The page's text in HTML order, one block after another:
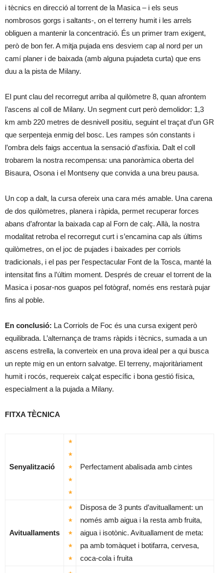
i tècnics en direcció al torrent de la Masica – i els seus
nombrosos gorgs i saltants-, on el terreny humit i les arrels
obliguen a mantenir la concentració. És un primer tram exigent,
però de bon fer. A mitja pujada ens desviem cap al nord per un
camí planer i de baixada (amb alguna pujadeta curta) que ens
duu a la pista de Milany.
El punt clau del recorregut arriba al quilòmetre 8, quan afrontem
l’ascens al coll de Milany. Un segment curt però demolidor: 1,3
km amb 220 metres de desnivell positiu, seguint el traçat d’un GR
que serpenteja enmig del bosc. Les rampes són constants i
l’ombra dels faigs accentua la sensació d’asfíxia. Dalt el coll
trobarem la nostra recompensa: una panoràmica oberta del
Bisaura, Osona i el Montseny que convida a una breu pausa.
Un cop a dalt, la cursa ofereix una cara més amable. Una carena
de dos quilòmetres, planera i ràpida, permet recuperar forces
abans d’afrontar la baixada cap al Forn de calç. Allà, la nostra
modalitat retroba el recorregut curt i s’encamina cap als últims
quilòmetres, on el joc de pujades i baixades per corriols
tradicionals, i el pas per l’espectacular Font de la Tosca, manté la
intensitat fins a l’últim moment. Després de creuar el torrent de la
Masica i posar-nos guapos pel fotògraf, només ens restarà pujar
fins al poble.
En conclusió: La Corriols de Foc és una cursa exigent però
equilibrada. L’alternança de trams ràpids i tècnics, sumada a un
ascens estrella, la converteix en una prova ideal per a qui busca
un repte mig en un entorn salvatge. El terreny, majoritàriament
humit i rocós, requereix calçat específic i bona gestió física,
especialment a la pujada a Milany.
FITXA TÈCNICA
Senyalització Perfectament abalisada amb cintes
Avituallaments
Disposa de 3 punts d’avituallament: un
només amb aigua i la resta amb fruita,
aigua i isotònic. Avituallament de meta:
pa amb tomàquet i botifarra, cervesa,
coca-cola i fruita